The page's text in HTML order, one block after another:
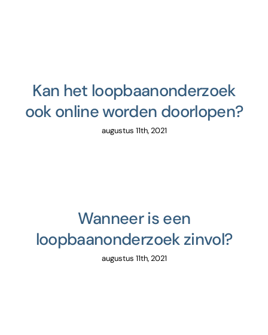
Kan het loopbaanonderzoek
ook online worden doorlopen?
augustus 11th, 2021
Wanneer is een
loopbaanonderzoek zinvol?
augustus 11th, 2021